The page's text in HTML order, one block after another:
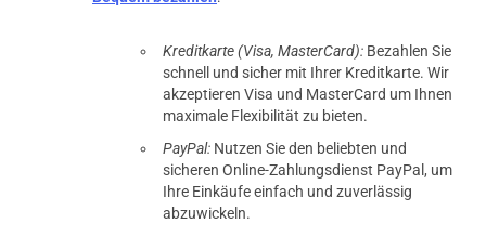
Kreditkarte (Visa, MasterCard): Bezahlen Sie
schnell und sicher mit Ihrer Kreditkarte. Wir
akzeptieren Visa und MasterCard um Ihnen
maximale Flexibilität zu bieten.
PayPal: Nutzen Sie den beliebten und
sicheren Online-Zahlungsdienst PayPal, um
Ihre Einkäufe einfach und zuverlässig
abzuwickeln.